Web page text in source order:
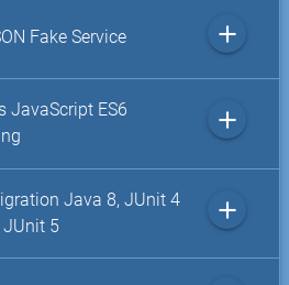
Fake Service add
JavaScript ES6
add
Java 8, JUnit 4
5
add